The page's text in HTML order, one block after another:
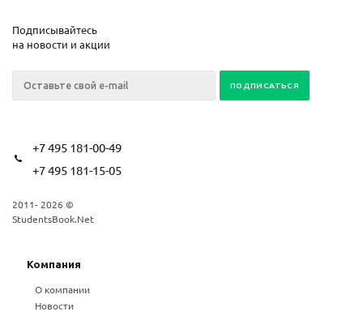
Подписывайтесь
на новости и акции
+7 495 181-00-49
+7 495 181-15-05
2011- 2026 ©
StudentsBook.Net
Компания
О компании
Новости